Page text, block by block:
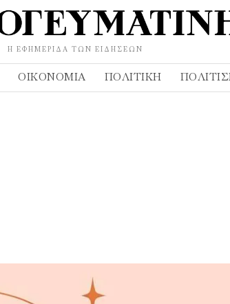
Η ΕΦΗΜΕΡΊΔΑ ΤΩΝ ΕΙΔΉΣΕΩΝ
ΟΙΚΟΝΟΜΊΑ ΠΟΛΙΤΙΚΉ